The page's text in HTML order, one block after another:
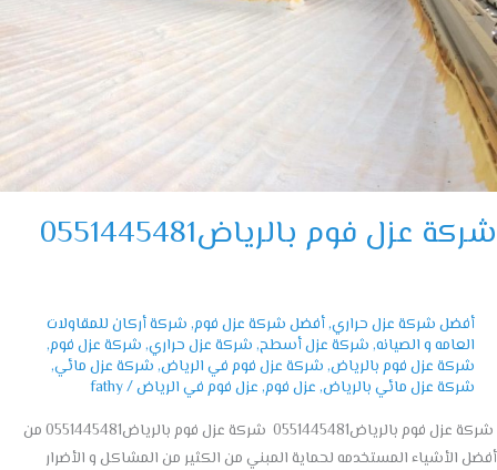
عزل فوم بالرياض0551445481
أفضل شركة عزل حراري,أفضل شركة عزل فوم,شركة أركان للمقاولات
العامه و الصيانه,شركة عزل أسطح,شركة عزل حراري,شركة عزل فوم,
شركة عزل فوم بالرياض,شركة عزل فوم في الرياض,شركة عزل مائي,
شركة عزل مائي بالرياض,عزل فوم,عزل فوم في الرياض/
fathy
شركة عزل فوم بالرياض0551445481 شركة عزل فوم بالرياض0551445481 من
الأشياء المستخدمه لحماية المبني من الكثير من المشاكل و الأضرار